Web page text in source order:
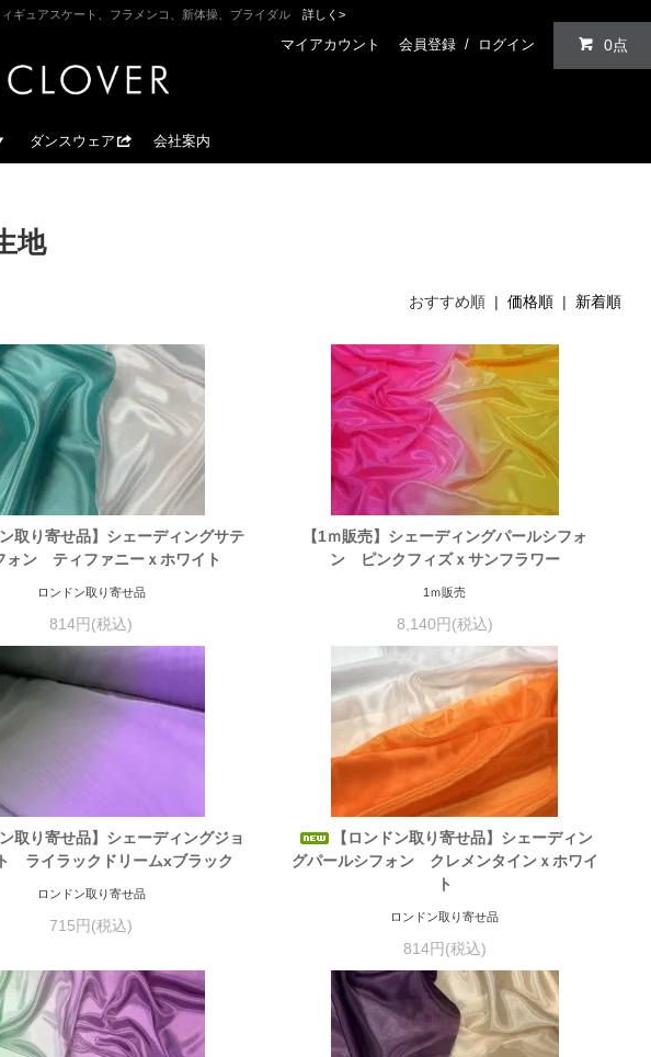
ギュアスケート、フラメンコ、新体操、ブライダル 詳しく>
マイアカウント 会員登録 / ログイン 0点
ダンスウェア 会社案内
地
おすすめ順 |価格順 | 新着順
ン取り寄せ品】シェーディングサテ
ォン ティファニーｘホワイト
ロンドン取り寄せ品
814円(税込)
【1ｍ販売】シェーディングパールシフォ
ン ピンクフィズｘサンフラワー
1ｍ販売
8,140円(税込)
ン取り寄せ品】シェーディングジョ
ライラックドリームxブラック
ロンドン取り寄せ品
715円(税込)
【ロンドン取り寄せ品】シェーディン
グパールシフォン クレメンタインｘホワイ
ト
ロンドン取り寄せ品
814円(税込)